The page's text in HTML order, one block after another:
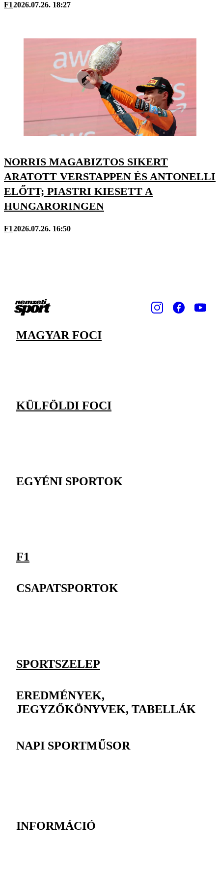
F12026.07.26. 18:27
NORRIS MAGABIZTOS SIKERT
ARATOTT VERSTAPPEN ÉS ANTONELLI
ELŐTT; PIASTRI KIESETT A
HUNGARORINGEN
F12026.07.26. 16:50
MAGYAR FOCI
KÜLFÖLDI FOCI
EGYÉNI SPORTOK
F1
CSAPATSPORTOK
SPORTSZELEP
EREDMÉNYEK,
JEGYZŐKÖNYVEK, TABELLÁK
NAPI SPORTMŰSOR
INFORMÁCIÓ